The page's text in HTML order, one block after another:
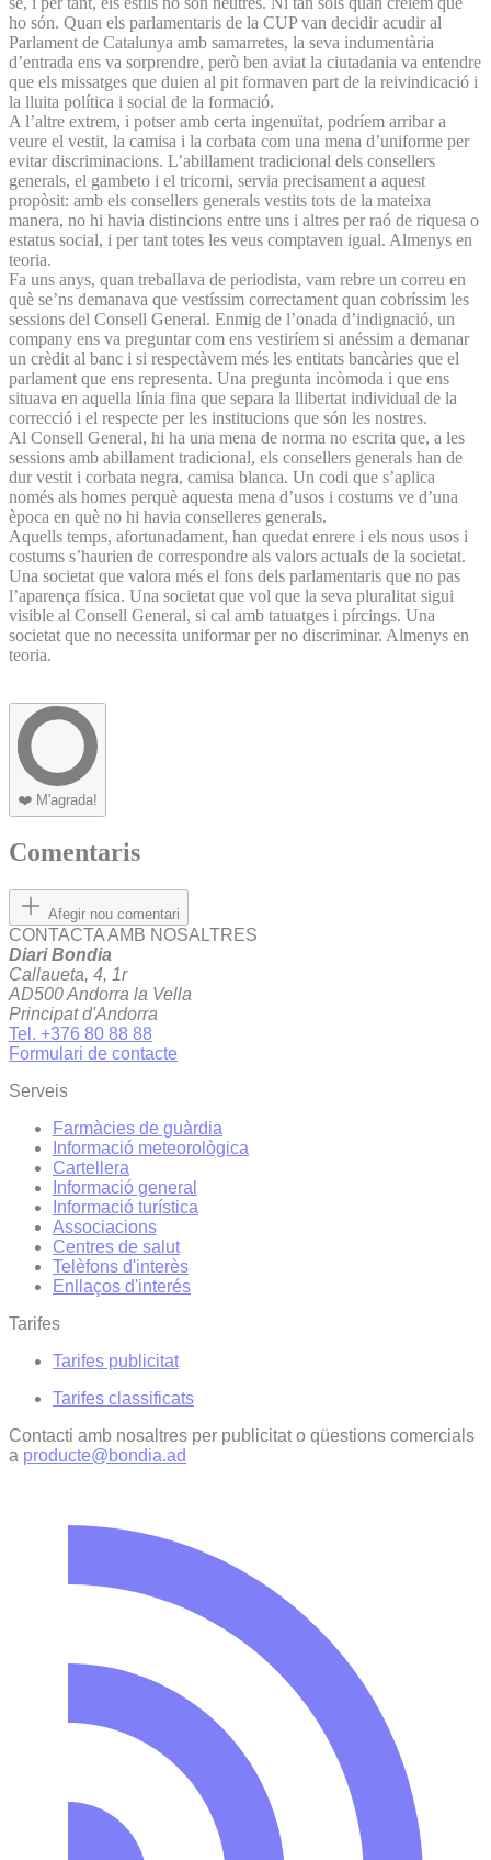
ho són. Quan els parlamentaris de la CUP van decidir acudir al
Parlament de Catalunya amb samarretes, la seva indumentària
d’entrada ens va sorprendre, però ben aviat la ciutadania va entendre
que els missatges que duien al pit formaven part de la reivindicació i
la lluita política i social de la formació.
A l’altre extrem, i potser amb certa ingenuïtat, podríem arribar a
veure el vestit, la camisa i la corbata com una mena d’uniforme per
evitar discriminacions. L’abillament tradicional dels consellers
generals, el gambeto i el tricorni, servia precisament a aquest
propòsit: amb els consellers generals vestits tots de la mateixa
manera, no hi havia distincions entre uns i altres per raó de riquesa o
estatus social, i per tant totes les veus comptaven igual. Almenys en
teoria.
Fa uns anys, quan treballava de periodista, vam rebre un correu en
què se’ns demanava que vestíssim correctament quan cobríssim les
sessions del Consell General. Enmig de l’onada d’indignació, un
company ens va preguntar com ens vestiríem si anéssim a demanar
un crèdit al banc i si respectàvem més les entitats bancàries que el
parlament que ens representa. Una pregunta incòmoda i que ens
situava en aquella línia fina que separa la llibertat individual de la
correcció i el respecte per les institucions que són les nostres.
Al Consell General, hi ha una mena de norma no escrita que, a les
sessions amb abillament tradicional, els consellers generals han de
dur vestit i corbata negra, camisa blanca. Un codi que s’aplica
només als homes perquè aquesta mena d’usos i costums ve d’una
època en què no hi havia conselleres generals.
Aquells temps, afortunadament, han quedat enrere i els nous usos i
costums s’haurien de correspondre als valors actuals de la societat.
Una societat que valora més el fons dels parlamentaris que no pas
l’aparença física. Una societat que vol que la seva pluralitat sigui
visible al Consell General, si cal amb tatuatges i pírcings. Una
societat que no necessita uniformar per no discriminar. Almenys en
teoria.
❤️ M'agrada!
Comentaris
Afegir nou comentari
CONTACTA AMB NOSALTRES
Diari Bondia
Callaueta, 4, 1r
AD500 Andorra la Vella
Principat d'Andorra
Tel. +376 80 88 88
Formulari de contacte
Serveis
Farmàcies de guàrdia
Informació meteorològica
Cartellera
Informació general
Informació turística
Associacions
Centres de salut
Telèfons d'interès
Enllaços d'interés
Tarifes
Tarifes publicitat
Tarifes classificats
Contacti amb nosaltres per publicitat o qüestions comercials
a producte@bondia.ad